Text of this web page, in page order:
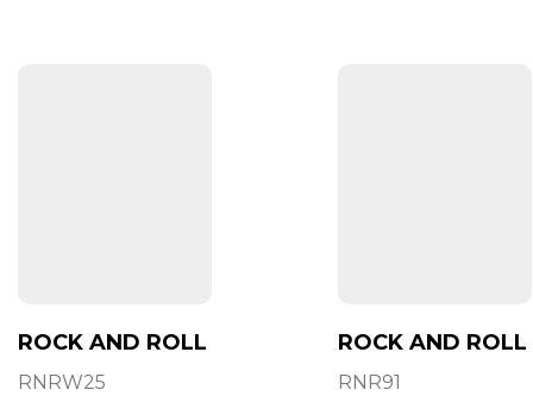
ROCK AND ROLL
RNRW25
ROCK AND ROLL
RNR91